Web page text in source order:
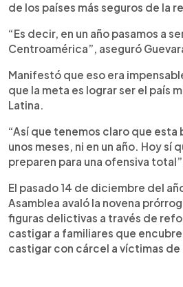
de los países más seguros de la
“Es decir, en un año pasamos a
Centroamérica”, aseguró
Manifestó que eso era
que la meta es lograr ser el país
Latina.
“Así que tenemos claro que esta
unos meses, ni en un año. Hoy sí
preparen para una ofensiva
El pasado 14 de diciembre del
Asamblea avaló la novena
figuras delictivas a través de
castigar a familiares que
castigar con cárcel a víctimas